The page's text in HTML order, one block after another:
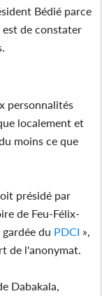
Bédié parce
est de constater
personnalités
localement et
moins ce que
présidé par
de Feu-Félix-
du PDCI »,
de l'anonymat.
Dabakala,